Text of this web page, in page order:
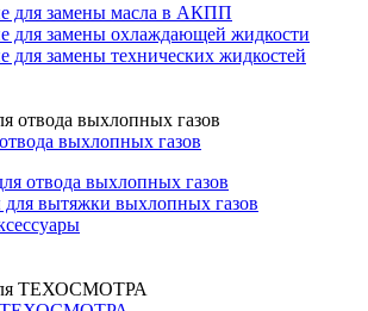
для замены масла в АКПП
для замены охлаждающей жидкости
для замены технических жидкостей
выхлопных газов
отвода выхлопных газов
вытяжки выхлопных газов